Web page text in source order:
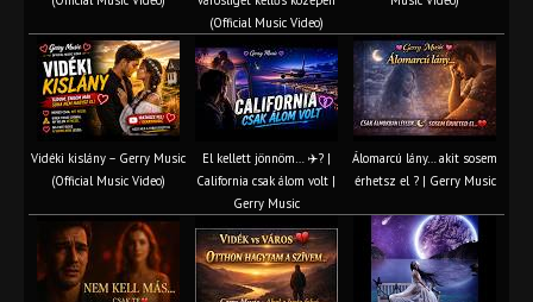
(Official Music Video)
Vidéki kislány – Gerry Music
(Official Music Video)
El kellett jönnöm… ✈️? |
California csak álom volt |
Gerry Music
Álomarcú lány… akit sosem
érhetsz el ? | Gerry Music